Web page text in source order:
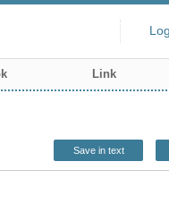
Link
Save in text